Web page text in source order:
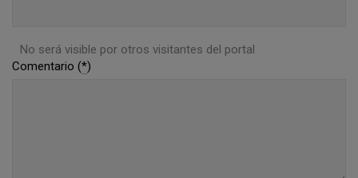
No será visible por otros visitantes del portal
Comentario (*)